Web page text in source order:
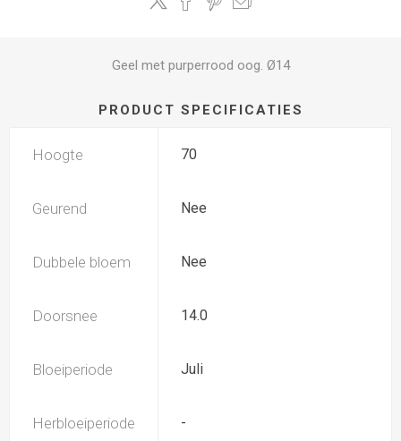
Geel met purperrood oog. Ø14
PRODUCT SPECIFICATIES
Hoogte 70
Geurend Nee
Dubbele bloem Nee
Doorsnee 14.0
Bloeiperiode Juli
Herbloeiperiode -